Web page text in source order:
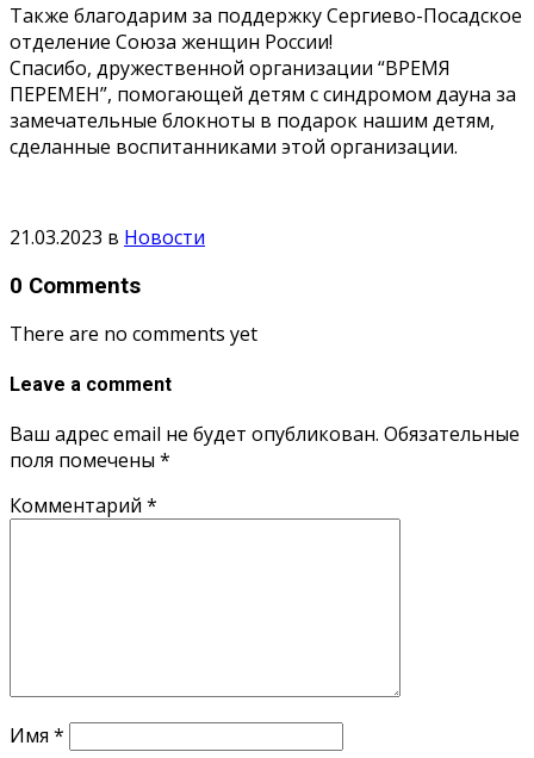
Также благодарим за поддержку Сергиево-Посадское
отделение Союза женщин России!
Спасибо, дружественной организации “ВРЕМЯ
ПЕРЕМЕН”, помогающей детям с синдромом дауна за
замечательные блокноты в подарок нашим детям,
сделанные воспитанниками этой организации.
21.03.2023 в Новости
0 Comments
There are no comments yet
Leave a comment
Ваш адрес email не будет опубликован. Обязательные
поля помечены *
Комментарий *
Имя *